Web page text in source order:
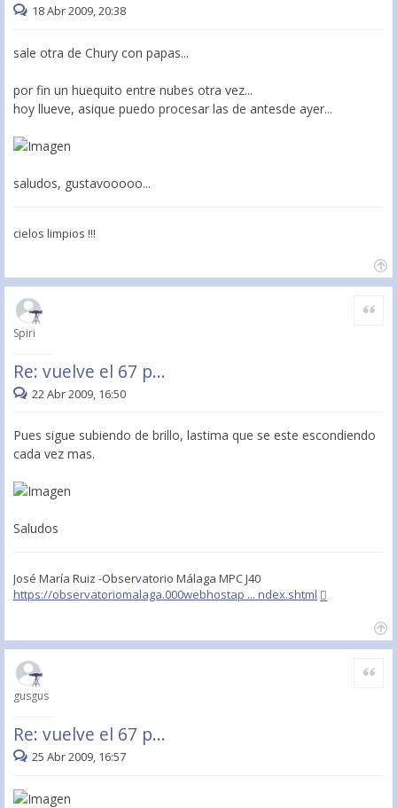
18 Abr 2009, 20:38
sale otra de Chury con papas...
por fin un huequito entre nubes otra vez...
hoy llueve, asique puedo procesar las de antesde ayer...
saludos, gustavooooo...
cielos limpios !!!
Spiri
Re: vuelve el 67 p...
Citar
22 Abr 2009, 16:50
Pues sigue subiendo de brillo, lastima que se este escondiendo
cada vez mas.
Saludos
José María Ruiz -Observatorio Málaga MPC J40
https://observatoriomalaga.000webhostap ... ndex.shtml
gusgus
Re: vuelve el 67 p...
Citar
25 Abr 2009, 16:57